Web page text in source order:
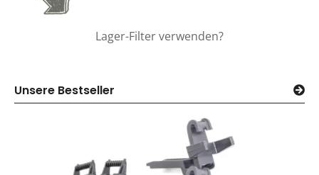
Lager-Filter verwenden?
Unsere Bestseller